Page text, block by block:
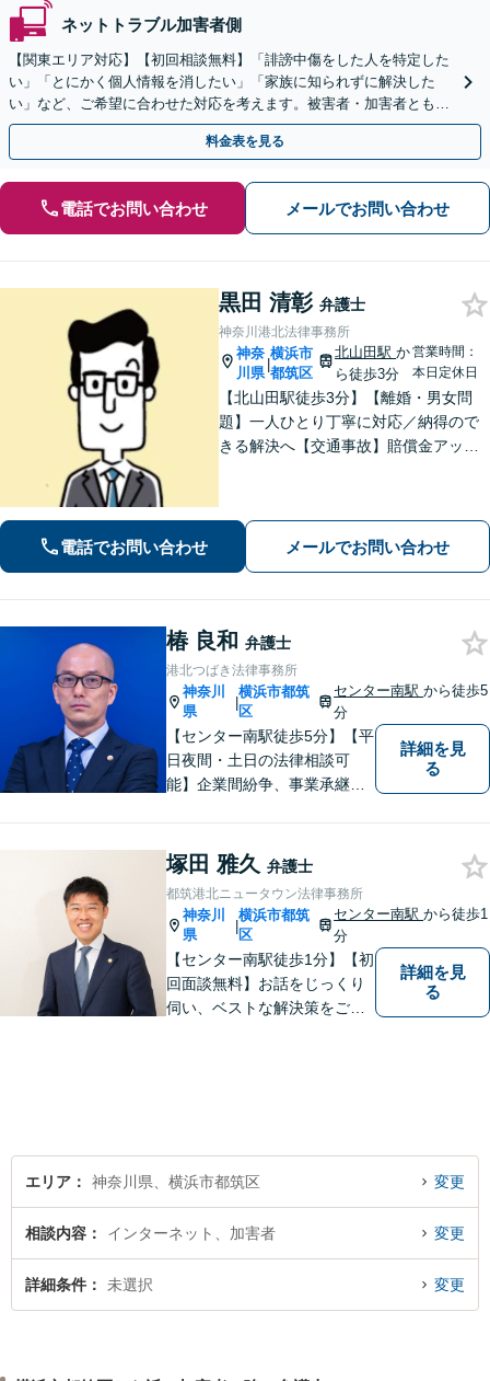
ネットトラブル加害者側
【関東エリア対応】【初回相談無料】「誹謗中傷をした人を特定した
い」「とにかく個人情報を消したい」「家族に知られずに解決した
い」など、ご希望に合わせた対応を考えます。被害者・加害者ともに
対応可。企業のネットトラブルもお任せ【土日祝対応可】
料金表を見る
電話でお問い合わせ メールでお問い合わせ
黒田 清彰 弁護士
神奈川港北法律事務所
神奈
川県
|
横浜市
都筑区
北山田駅か
ら徒歩3分
営業時間：
本日定休日
【北山田駅徒歩3分】【離婚・男女問
題】一人ひとり丁寧に対応／納得ので
きる解決へ【交通事故】賠償金アップ
続きはもちろん、再発防止策や今後の
生活のフォローも行います。
電話でお問い合わせ メールでお問い合わせ
椿 良和 弁護士
港北つばき法律事務所
神奈川
県
|
横浜市都筑
区
センター南駅から徒歩5
分
【センター南駅徒歩5分】【平
日夜間・土日の法律相談可
能】企業間紛争、事業承継・
中傷・プライバシー・著作権
被害、いじめ、離婚・相続、
不動産に関わる紛争その他の
個人法務まで幅広い分野の対
応が可能です。
詳細を見
る
塚田 雅久 弁護士
都筑港北ニュータウン法律事務所
神奈川
県
|
横浜市都筑
区
センター南駅から徒歩1
分
【センター南駅徒歩1分】【初
回面談無料】お話をじっくり
伺い、ベストな解決策をご一
気軽にご相談頂ければと思い
ます。
詳細を見
る
エリア 神奈川県、横浜市都筑区 変更
相談内容 インターネット、加害者 変更
詳細条件 未選択 変更